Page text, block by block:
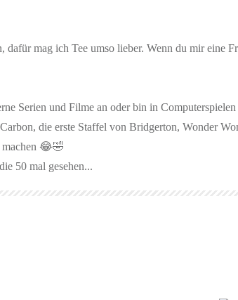
mag ich Tee umso lieber. Wenn du mir eine
Serien und Filme an oder bin in
die erste Staffel von Bridgerton, Wonder
machen 😂🤣
50 mal gesehen...